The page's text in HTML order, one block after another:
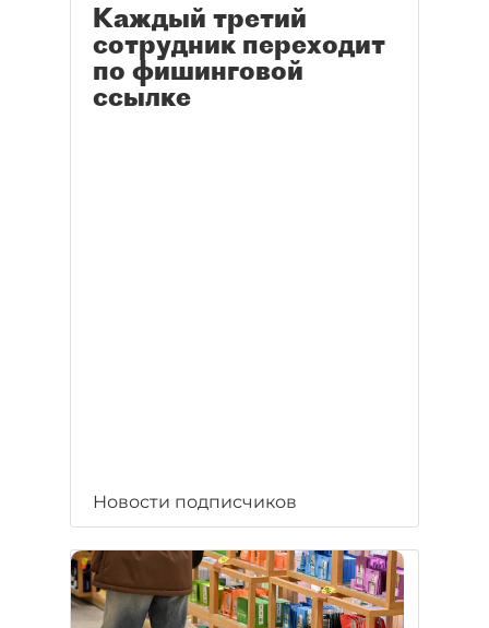
Каждый третий
сотрудник переходит
по фишинговой
ссылке
Новости подписчиков